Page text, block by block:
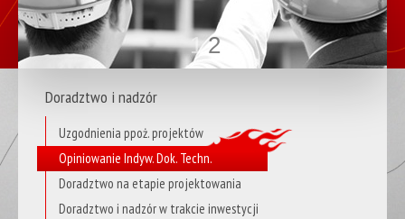
1 2
Doradztwo i nadzór
Uzgodnienia ppoż. projektów
Opiniowanie Indyw. Dok. Techn.
Doradztwo na etapie projektowania
Doradztwo i nadzór w trakcie inwestycji